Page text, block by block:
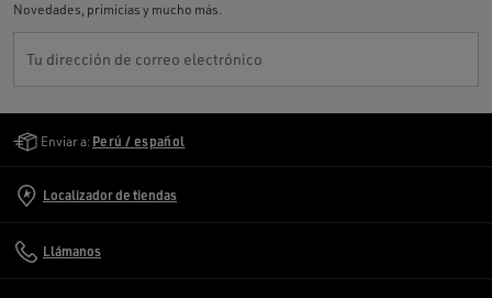
Novedades, primicias y mucho más.
Tu dirección de correo electrónico
Enviar a: Perú / español
Localizador de tiendas
Llámanos